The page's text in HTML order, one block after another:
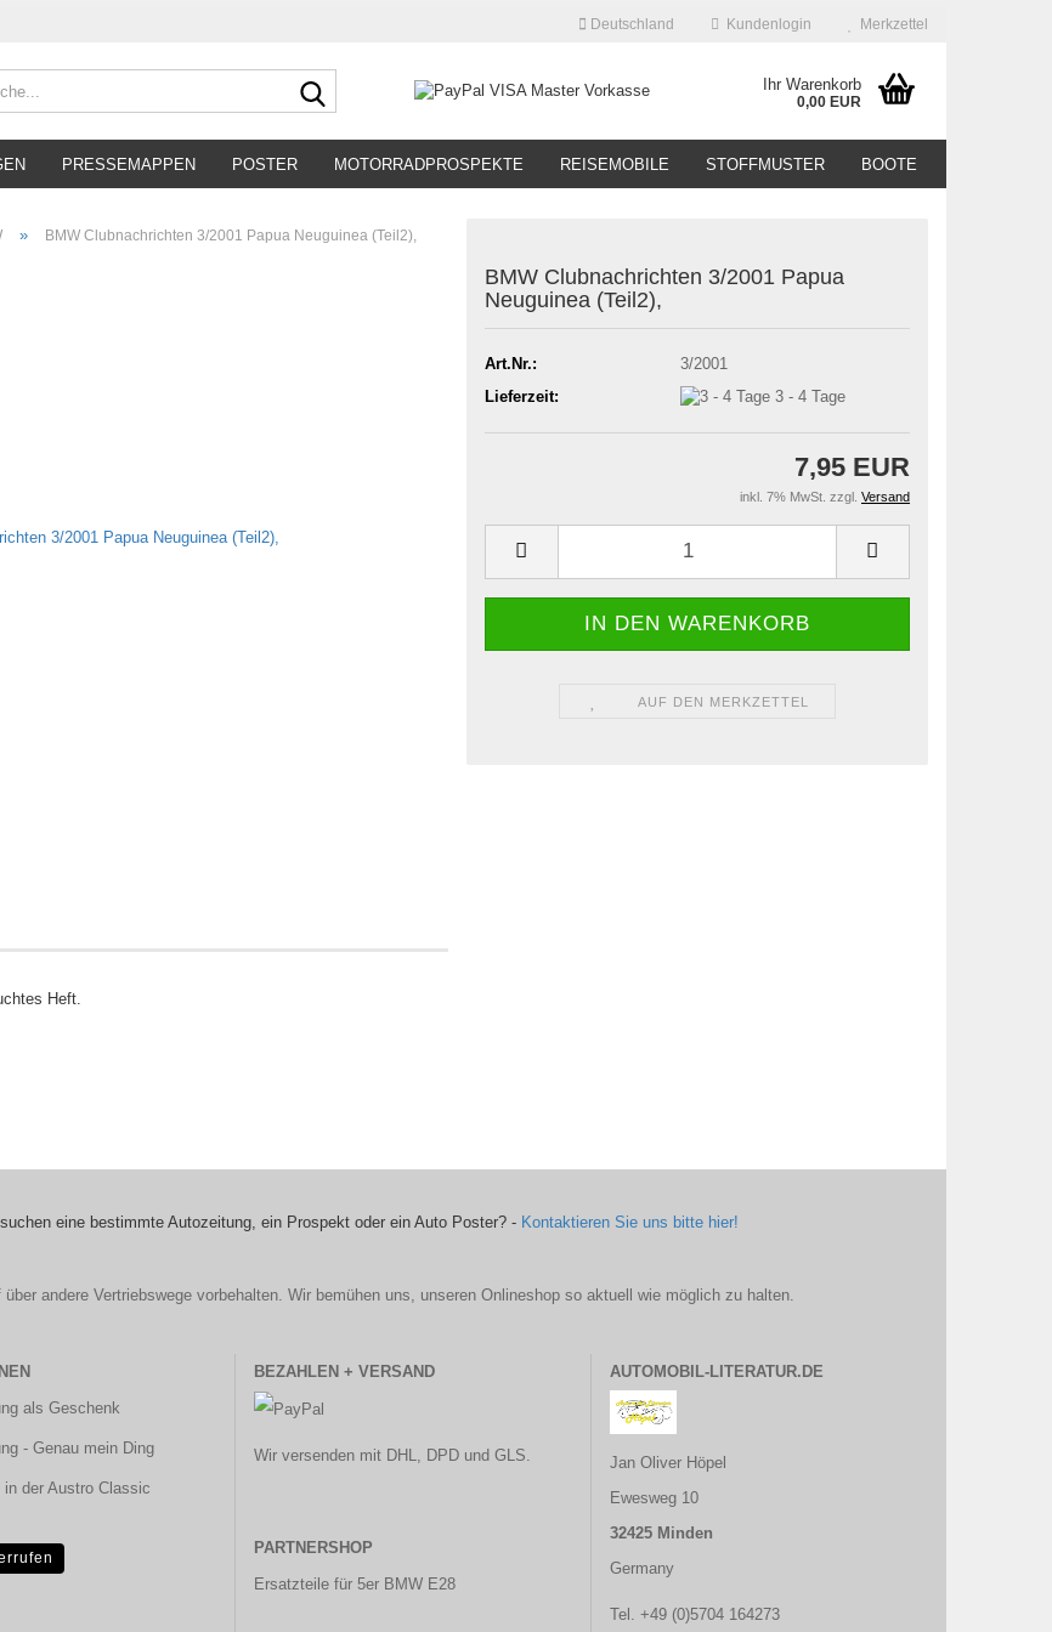
Deutschland Kundenlogin Merkzettel
Ihr Warenkorb
0,00 EUR
PRESSEMAPPEN POSTER MOTORRADPROSPEKTE REISEMOBILE STOFFMUSTER BOOTE
» BMW Clubnachrichten 3/2001 Papua Neuguinea (Teil2),
BMW Clubnachrichten 3/2001 Papua
Neuguinea (Teil2),
Art.Nr.:
3/2001
Lieferzeit:
3 - 4 Tage
7,95 EUR
inkl. 7% MwSt. zzgl. Versand
AUF DEN MERKZETTEL
Heft.
eine bestimmte Autozeitung, ein Prospekt oder ein Auto Poster? - Kontaktieren Sie uns bitte hier!
andere Vertriebswege vorbehalten. Wir bemühen uns, unseren Onlineshop so aktuell wie möglich zu halten.
als Geschenk
- Genau mein Ding
in der Austro Classic
BEZAHLEN + VERSAND
Wir versenden mit DHL, DPD und GLS.
PARTNERSHOP
Ersatzteile für 5er BMW E28
AUTOMOBIL-LITERATUR.DE
Jan Oliver Höpel
Ewesweg 10
32425 Minden
Germany
Tel. +49 (0)5704 164273